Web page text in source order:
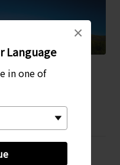
Language
in one of
×